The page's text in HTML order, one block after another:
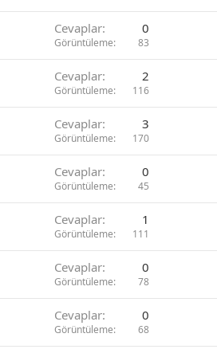
Cevaplar 0
Görüntüleme 83
Cevaplar 2
Görüntüleme 116
Cevaplar 3
Görüntüleme 170
Cevaplar 0
Görüntüleme 45
Cevaplar 1
Görüntüleme 111
Cevaplar 0
Görüntüleme 78
Cevaplar 0
Görüntüleme 68